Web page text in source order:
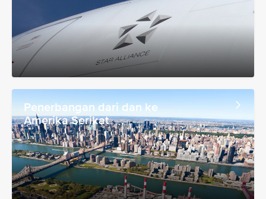
Penerbangan dari dan ke
Amerika Serikat